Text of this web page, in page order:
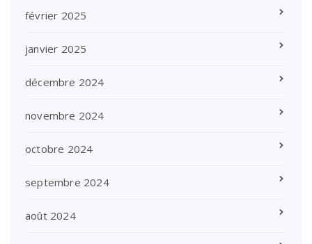
février 2025
janvier 2025
décembre 2024
novembre 2024
octobre 2024
septembre 2024
août 2024